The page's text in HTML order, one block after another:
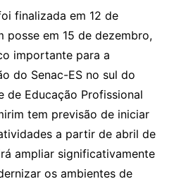
finalizada em 12 de
posse em 15 de dezembro,
importante para a
do Senac-ES no sul do
de Educação Profissional
tem previsão de iniciar
a partir de abril de
ampliar significativamente
os ambientes de